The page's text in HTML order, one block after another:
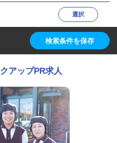
選択
検索条件を保存
アップPR求人